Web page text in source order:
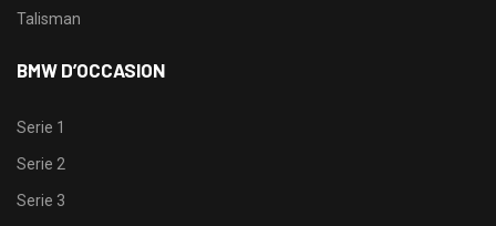
Talisman
BMW D’OCCASION
Serie 1
Serie 2
Serie 3